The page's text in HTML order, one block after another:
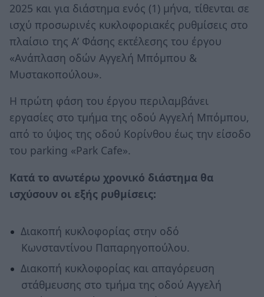
2025 και για διάστημα ενός (1) μήνα, τίθενται σε
ισχύ προσωρινές κυκλοφοριακές ρυθμίσεις στο
πλαίσιο της Α’ Φάσης εκτέλεσης του έργου
«Ανάπλαση οδών Αγγελή Μπόμπου &
Μυστακοπούλου».
Η πρώτη φάση του έργου περιλαμβάνει
εργασίες στο τμήμα της οδού Αγγελή Μπόμπου,
από το ύψος της οδού Κορίνθου έως την είσοδο
του parking «Park Cafe».
Κατά το ανωτέρω χρονικό διάστημα θα
ισχύσουν οι εξής ρυθμίσεις:
Διακοπή κυκλοφορίας στην οδό
Κωνσταντίνου Παπαρηγοπούλου.
Διακοπή κυκλοφορίας και απαγόρευση
στάθμευσης στο τμήμα της οδού Αγγελή